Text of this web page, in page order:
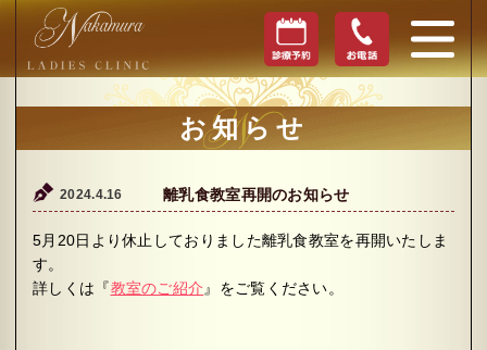
お知らせ
2024.4.16 離乳食教室再開のお知らせ
5月20日より休止しておりました離乳食教室を再開いたしま
す。
詳しくは『教室のご紹介 』をご覧ください。